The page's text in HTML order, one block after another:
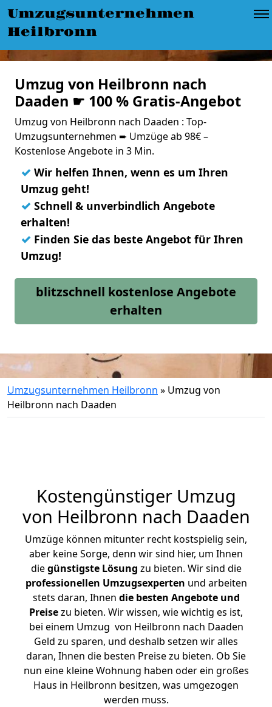
Umzugsunternehmen
Heilbronn
Umzug von Heilbronn nach
Daaden ☛ 100 % Gratis-Angebot
Umzug von Heilbronn nach Daaden : Top-
Umzugsunternehmen ➨ Umzüge ab 98€ –
Kostenlose Angebote in 3 Min.
✓ Wir helfen Ihnen, wenn es um Ihren
Umzug geht!
✓ Schnell & unverbindlich Angebote
erhalten!
✓ Finden Sie das beste Angebot für Ihren
Umzug!
blitzschnell kostenlose Angebote
erhalten
Umzugsunternehmen Heilbronn » Umzug von
Heilbronn nach Daaden
Kostengünstiger Umzug
von Heilbronn nach Daaden
Umzüge können mitunter recht kostspielig sein,
aber keine Sorge, denn wir sind hier, um Ihnen
diegünstigste Lösung zu bieten. Wir sind die
professionellen Umzugsexperten und arbeiten
stets daran, Ihnen die besten Angebote und
Preisezu bieten. Wir wissen, wie wichtig es ist,
bei einem Umzug von Heilbronn nach Daaden
Geld zu sparen, und deshalb setzen wir alles
daran, Ihnen die besten Preise zu bieten. Ob Sie
nun eine kleine Wohnung haben oder ein großes
Haus in Heilbronn besitzen, was umgezogen
werden muss.